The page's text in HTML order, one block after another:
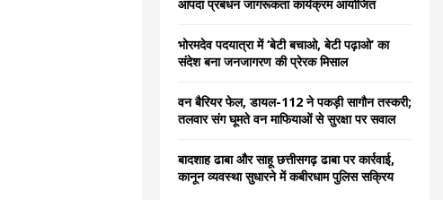
आपदा प्रबंधन जागरूकता कार्यक्रम आयोजित
भोरमदेव पदयात्रा में ‘बेटी बचाओ, बेटी पढ़ाओ’ का
संदेश बना जनजागरण की प्रेरक मिसाल
वन बैरियर फेल, डायल-112 ने पकड़ी सागौन तस्करी;
तलवार संग घूमते वन माफियाओं से सुरक्षा पर सवाल
बादशाह ढाबा और साहू छत्तीसगढ़ ढाबा पर कार्रवाई,
कानून व्यवस्था सुधारने में कबीरधाम पुलिस सक्रिय